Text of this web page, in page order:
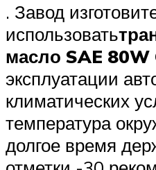
. Завод
использовать
масло SAE 80W
эксплуатации
климатических
температура
долгое время